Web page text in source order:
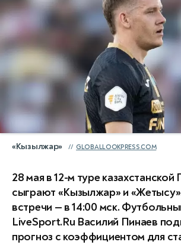
«Кызылжар» GLOBALLOOKPRESS.COM
28 мая в 12-м туре
сыграют «Кызылжар» и
встречи — в 14:00 мск.
LiveSport.Ru Василий Пинаев
прогноз с коэффициентом для